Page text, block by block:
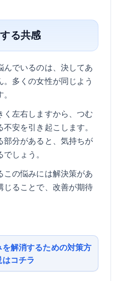
る共感
でいるのは、決してあ
多くの女性が同じよう
左右しますから、つむ
安を引き起こします。
分があると、気持ちが
しょう。
この悩みには解決策があ
じることで、改善が期待
解消するための対策方
コチラ